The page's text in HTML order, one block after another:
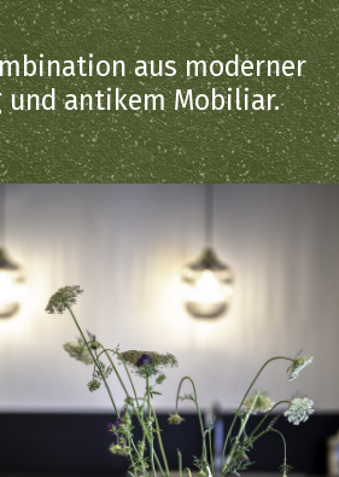
aus moderner
antikem Mobiliar.